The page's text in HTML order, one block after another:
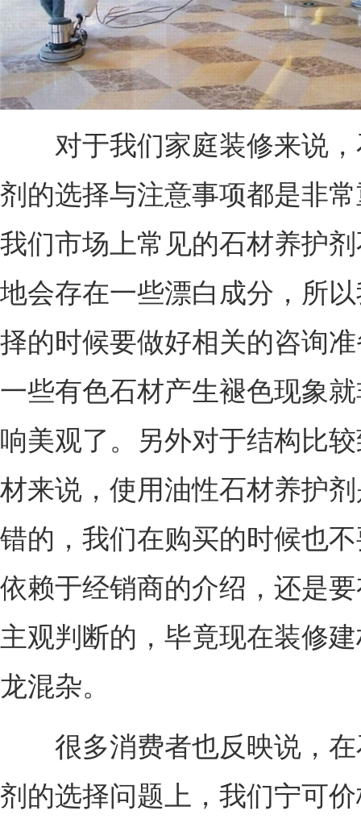
对于我们家庭装修来说，
剂的选择与注意事项都是非
我们市场上常见的石材养护
地会存在一些漂白成分，所
择的时候要做好相关的咨询
一些有色石材产生褪色现象
响美观了。另外对于结构比
材来说，使用油性石材养护
错的，我们在购买的时候也
依赖于经销商的介绍，还是
主观判断的，毕竟现在装修
龙混杂。
很多消费者也反映说，在
剂的选择问题上，我们宁可